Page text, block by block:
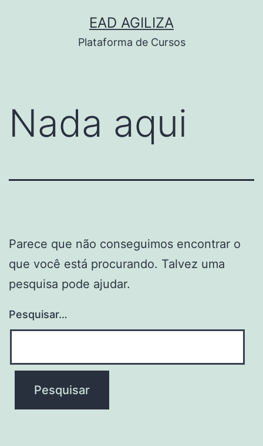
EAD AGILIZA
Plataforma de Cursos
Nada aqui
Parece que não conseguimos encontrar o
que você está procurando. Talvez uma
pesquisa pode ajudar.
Pesquisar…